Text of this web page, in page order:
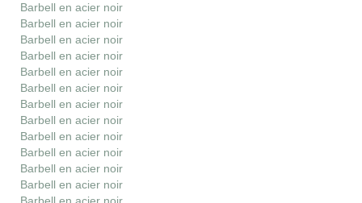
Barbell en acier noir
Barbell en acier noir
Barbell en acier noir
Barbell en acier noir
Barbell en acier noir
Barbell en acier noir
Barbell en acier noir
Barbell en acier noir
Barbell en acier noir
Barbell en acier noir
Barbell en acier noir
Barbell en acier noir